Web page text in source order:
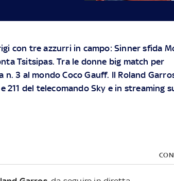
con tre azzurri in campo: Sinner sfida
Tsitsipas. Tra le donne big match per
3 al mondo Coco Gauff. Il Roland
211 del telecomando Sky e in streaming